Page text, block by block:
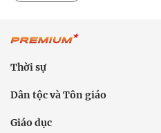
Thời sự
Dân tộc và Tôn giáo
Giáo dục